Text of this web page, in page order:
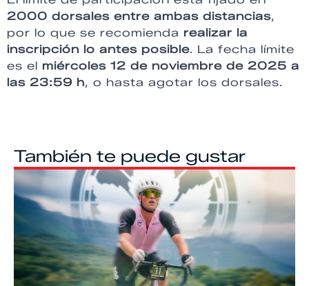
2000 dorsales entre ambas distancias,
por lo que se recomienda realizar la
inscripción lo antes posible. La fecha límite
es el miércoles 12 de noviembre de 2025 a
las 23:59 h, o hasta agotar los dorsales.
También te puede gustar